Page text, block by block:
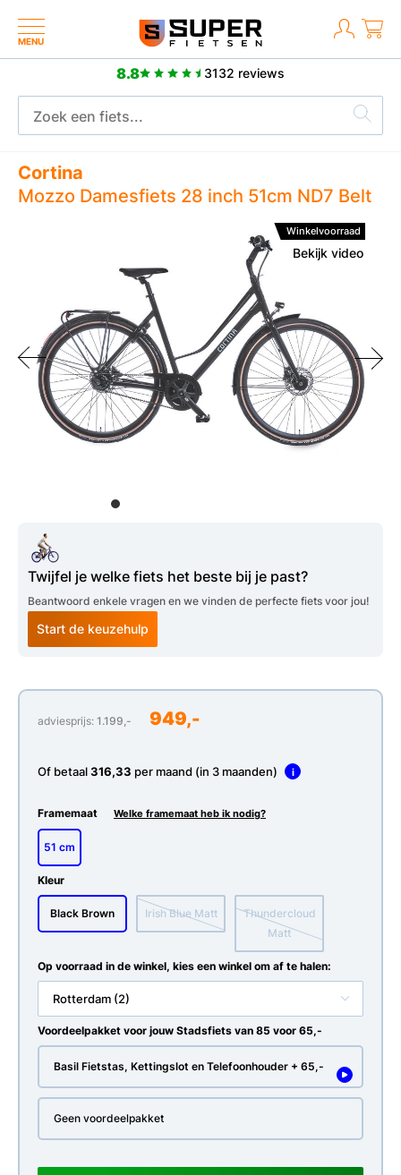
MENU
8.8 3132 reviews
Meer dan 2500 positieve reviews
Cortina
Mozzo Damesfiets 28 inch 51cm ND7 Belt
Bekijk video
Winkelvoorraad
Twijfel je welke fiets het beste bij je past?
Beantwoord enkele vragen en we vinden de perfecte fiets voor jou!
Start de keuzehulp
adviesprijs: 1.199,- 949,-
Of betaal316,33 per maand (in 3 maanden) i
Framemaat Welke framemaat heb ik nodig?
51 cm
Kleur
Black Brown Irish Blue Matt
Thundercloud
Matt
Op voorraad in de winkel, kies een winkel om af te halen:
Rotterdam (2)
Voordeelpakket voor jouw Stadsfiets van 85 voor 65,-
Basil Fietstas, Kettingslot en Telefoonhouder + 65,-
Geen voordeelpakket